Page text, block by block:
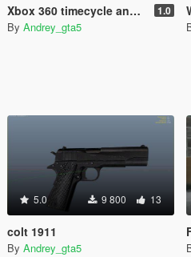
Xbox 360 timecycle and visualsettings.dat 1.0
By Andrey_gta5
5.0 9 800 13
colt 1911
By Andrey_gta5